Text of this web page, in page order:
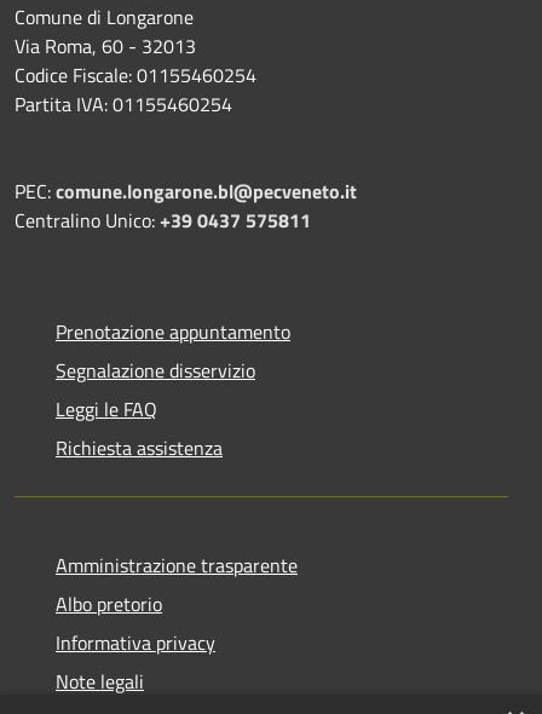
Comune di Longarone
Via Roma, 60 - 32013
Codice Fiscale: 01155460254
Partita IVA: 01155460254
PEC:comune.longarone.bl@pecveneto.it
Centralino Unico:+39 0437 575811
Prenotazione appuntamento
Segnalazione disservizio
Leggi le FAQ
Richiesta assistenza
Amministrazione trasparente
Albo pretorio
Informativa privacy
Note legali